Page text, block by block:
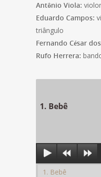
Antônio Viola:
Eduardo Campos:
triângulo
Fernando César
Rufo Herrera:
1. Bebê
1. Bebê